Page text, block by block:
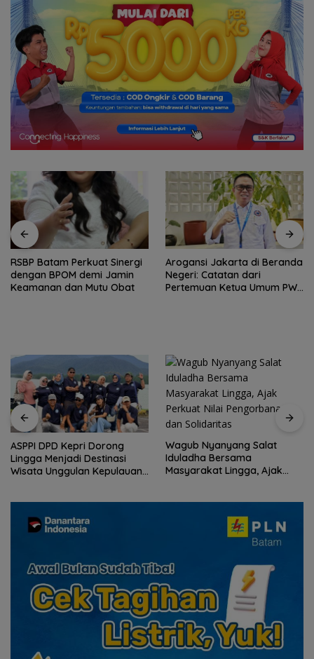
RSBP Batam Perkuat Sinergi
dengan BPOM demi Jamin
Keamanan dan Mutu Obat
Arogansi Jakarta di Beranda
Negeri: Catatan dari
Pertemuan Ketua Umum PWI
ASPPI DPD Kepri Dorong
Lingga Menjadi Destinasi
Wisata Unggulan Kepulauan
Wagub Nyanyang Salat
Iduladha Bersama
Masyarakat Lingga, Ajak